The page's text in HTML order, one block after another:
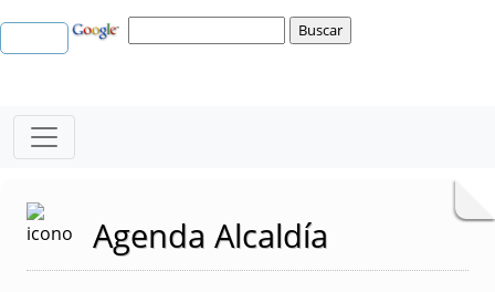
Agenda Alcaldía